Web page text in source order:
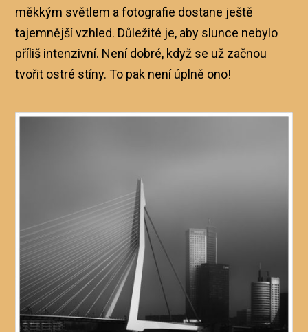
měkkým světlem a fotografie dostane ještě
tajemnější vzhled. Důležité je, aby slunce nebylo
příliš intenzivní. Není dobré, když se už začnou
tvořit ostré stíny. To pak není úplně ono!